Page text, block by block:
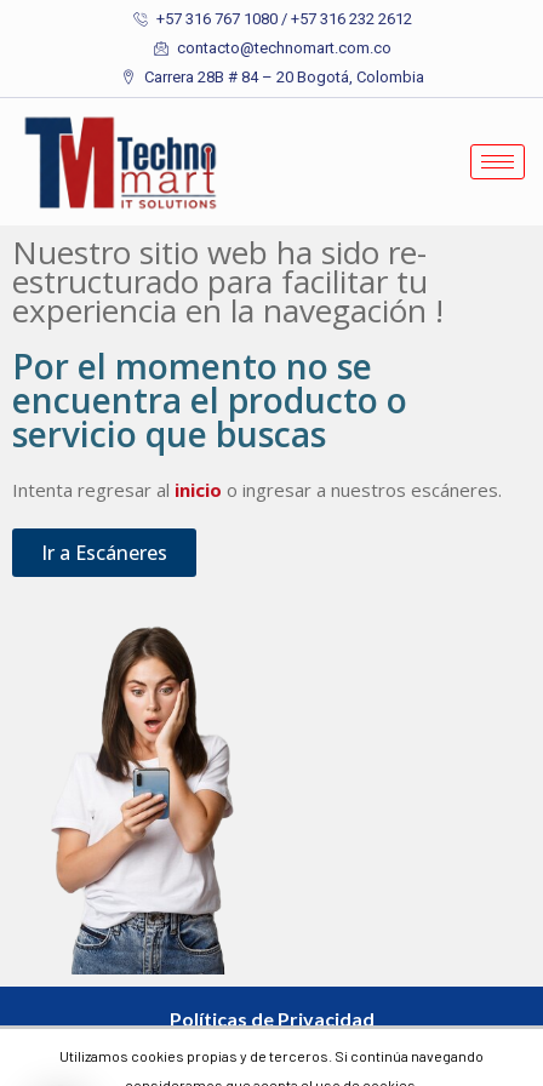
+57 316 767 1080 / +57 316 232 2612
contacto@technomart.com.co
Carrera 28B # 84 – 20 Bogotá, Colombia
Nuestro sitio web ha sido re-
estructurado para facilitar tu
experiencia en la navegación !
Por el momento no se
encuentra el producto o
servicio que buscas
Intenta regresar al inicio o ingresar a nuestros escáneres.
Ir a Escáneres
Políticas de Privacidad
Contacto
Utilizamos cookies propias y de terceros. Si continúa navegando